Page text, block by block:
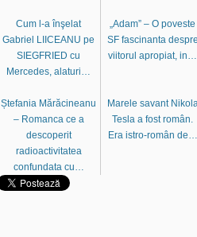
Cum l-a înşelat
Gabriel LIICEANU pe
SIEGFRIED cu
Mercedes, alaturi…
„Adam” – O poveste
SF fascinanta despre
viitorul apropiat, in…
Ștefania Mărăcineanu
– Romanca ce a
descoperit
radioactivitatea
confundata cu…
Marele savant Nikola
Tesla a fost român.
Era istro-român de…